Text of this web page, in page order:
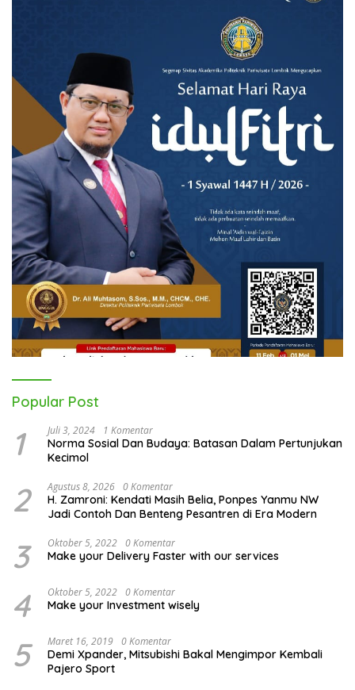
Popular Post
1 Juli 3, 2024 1 Komentar
Norma Sosial Dan Budaya: Batasan Dalam Pertunjukan
Kecimol
2 Agustus 8, 2026 0 Komentar
H. Zamroni: Kendati Masih Belia, Ponpes Yanmu NW
Jadi Contoh Dan Benteng Pesantren di Era Modern
3 Oktober 5, 2022 0 Komentar
Make your Delivery Faster with our services
4 Oktober 5, 2022 0 Komentar
Make your Investment wisely
5 Maret 16, 2019 0 Komentar
Demi Xpander, Mitsubishi Bakal Mengimpor Kembali
Pajero Sport